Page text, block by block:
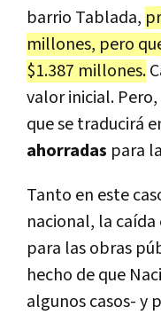
barrio Tablada,
millones, pero
$1.387 millones.
valor inicial. Pero,
que se traducirá
ahorradas para
Tanto en este
nacional, la
para las obras
hecho de que
algunos casos- y